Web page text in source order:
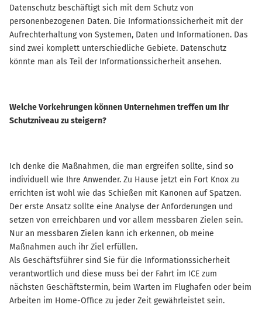
Datenschutz beschäftigt sich mit dem Schutz von
personenbezogenen Daten. Die Informationssicherheit mit der
Aufrechterhaltung von Systemen, Daten und Informationen. Das
sind zwei komplett unterschiedliche Gebiete. Datenschutz
könnte man als Teil der Informationssicherheit ansehen.
Welche Vorkehrungen können Unternehmen treffen um Ihr
Schutzniveau zu steigern?
Ich denke die Maßnahmen, die man ergreifen sollte, sind so
individuell wie Ihre Anwender. Zu Hause jetzt ein Fort Knox zu
errichten ist wohl wie das Schießen mit Kanonen auf Spatzen.
Der erste Ansatz sollte eine Analyse der Anforderungen und
setzen von erreichbaren und vor allem messbaren Zielen sein.
Nur an messbaren Zielen kann ich erkennen, ob meine
Maßnahmen auch ihr Ziel erfüllen.
Als Geschäftsführer sind Sie für die Informationssicherheit
verantwortlich und diese muss bei der Fahrt im ICE zum
nächsten Geschäftstermin, beim Warten im Flughafen oder beim
Arbeiten im Home-Office zu jeder Zeit gewährleistet sein.